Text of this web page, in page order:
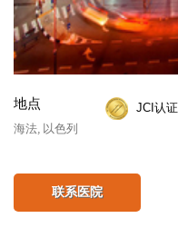
地点
海法, 以色列
JCI认证
联系医院